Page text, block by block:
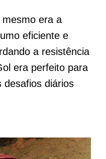
era a
eficiente e
a resistência
era perfeito para
desafios diários